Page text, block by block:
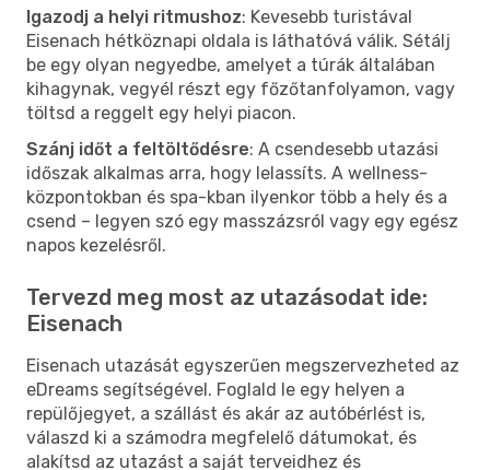
Igazodj a helyi ritmushoz: Kevesebb turistával
Eisenach hétköznapi oldala is láthatóvá válik. Sétálj
be egy olyan negyedbe, amelyet a túrák általában
kihagynak, vegyél részt egy főzőtanfolyamon, vagy
töltsd a reggelt egy helyi piacon.
Szánj időt a feltöltődésre: A csendesebb utazási
időszak alkalmas arra, hogy lelassíts. A wellness-
központokban és spa-kban ilyenkor több a hely és a
csend – legyen szó egy masszázsról vagy egy egész
napos kezelésről.
Tervezd meg most az utazásodat ide:
Eisenach
Eisenach utazását egyszerűen megszervezheted az
eDreams segítségével. Foglald le egy helyen a
repülőjegyet, a szállást és akár az autóbérlést is,
válaszd ki a számodra megfelelő dátumokat, és
alakítsd az utazást a saját terveidhez és